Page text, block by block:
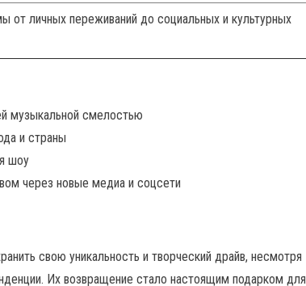
от личных переживаний до социальных и культурных
музыкальной смелостью
и страны
шоу
через новые медиа и соцсети
свою уникальность и творческий драйв, несмотря
Их возвращение стало настоящим подарком для